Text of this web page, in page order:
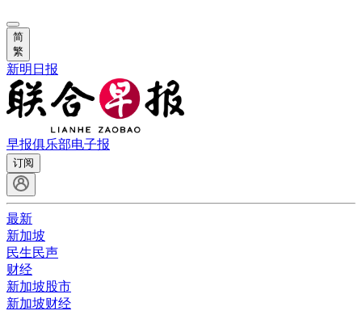
简
繁
新明日报
早报俱乐部电子报
订阅
最新
新加坡
民生民声
财经
新加坡股市
新加坡财经